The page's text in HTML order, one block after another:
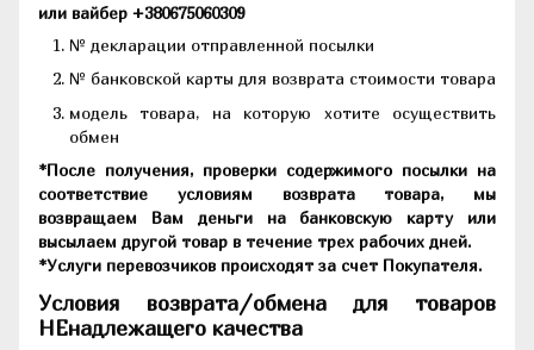
или вайбер +380675060309
№ декларации отправленной посылки
№ банковской карты для возврата стоимости товара
модель товара, на которую хотите осуществить
обмен
*После получения, проверки содержимого посылки на
соответствие условиям возврата товара, мы
возвращаем Вам деньги на банковскую карту или
высылаем другой товар в течение трех рабочих дней.
*Услуги перевозчиков происходят за счет Покупателя.
Условия возврата/обмена для товаров
НЕнадлежащего качества